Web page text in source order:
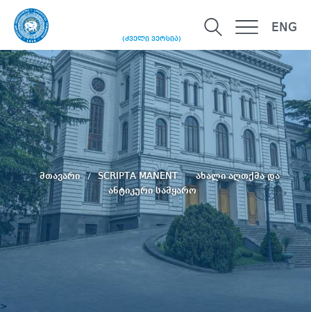
(ძველი ვერსია)
ENG
>
მთავარი SCRIPTA MANENT
ახალი აღთქმა და
ანტიკური სამყარო